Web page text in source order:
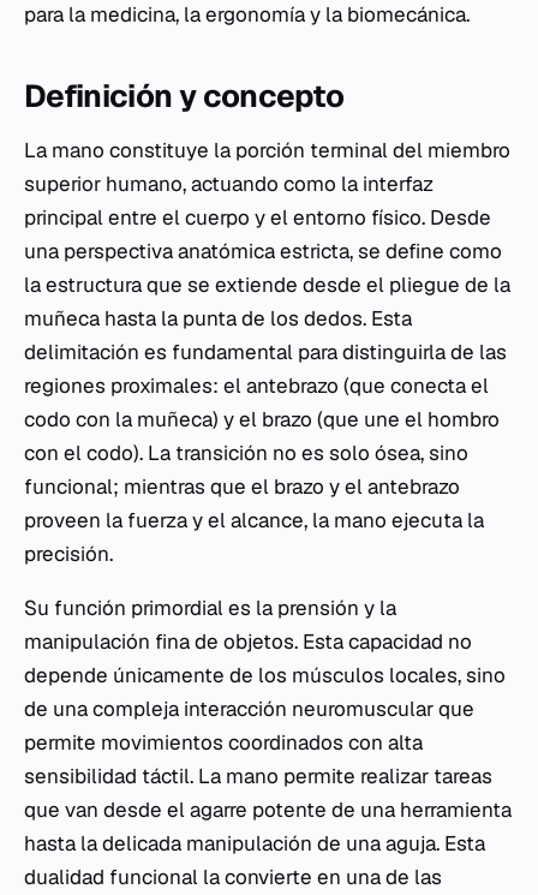
para la medicina, la ergonomía y la biomecánica.
Definición y concepto
La mano constituye la porción terminal del miembro
superior humano, actuando como la interfaz
principal entre el cuerpo y el entorno físico. Desde
una perspectiva anatómica estricta, se define como
la estructura que se extiende desde el pliegue de la
muñeca hasta la punta de los dedos. Esta
delimitación es fundamental para distinguirla de las
regiones proximales: el antebrazo (que conecta el
codo con la muñeca) y el brazo (que une el hombro
con el codo). La transición no es solo ósea, sino
funcional; mientras que el brazo y el antebrazo
proveen la fuerza y el alcance, la mano ejecuta la
precisión.
Su función primordial es la prensión y la
manipulación fina de objetos. Esta capacidad no
depende únicamente de los músculos locales, sino
de una compleja interacción neuromuscular que
permite movimientos coordinados con alta
sensibilidad táctil. La mano permite realizar tareas
que van desde el agarre potente de una herramienta
hasta la delicada manipulación de una aguja. Esta
dualidad funcional la convierte en una de las